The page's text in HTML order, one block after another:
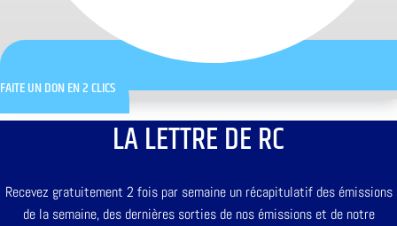
FAITE UN DON EN 2 CLICS
LA LETTRE DE RC
Recevez gratuitement 2 fois par semaine un récapitulatif des émissions
de la semaine, des dernières sorties de nos émissions et de notre